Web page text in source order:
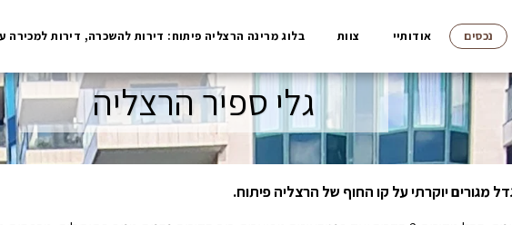
נכסים אודותיי צוות בלוג מרינה הרצליה פיתוח: דירות להשכרה, דירות למכירה
גלי ספיר הרצליה
מגורים יוקרתי על קו החוף של הרצליה פיתוח.